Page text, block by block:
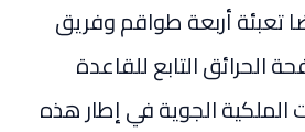
تعبئة أربعة طواقم وفريق
التابع للقاعدة
الملكية الجوية في إطار هذه